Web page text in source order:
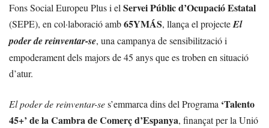
Fons Social Europeu Plus i el Servei Públic d’Ocupació Estatal
(SEPE), en col·laboració amb65YMÁS, llança el projecteEl
poder de reinventar-se, una campanya de sensibilització i
empoderament dels majors de 45 anys que es troben en situació
d’atur.
El poder de reinventar-ses’emmarca dins del Programa ‘Talento
45+’ de la Cambra de Comerç d’Espanya, finançat per la Unió